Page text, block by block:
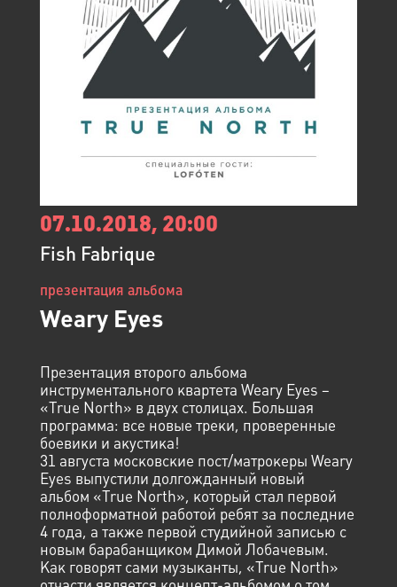
07.10.2018, 20:00
Fish Fabrique
презентация альбома
Weary Eyes
Презентация второго альбома
инструментального квартета Weary Eyes –
«True North» в двух столицах. Большая
программа: все новые треки, проверенные
боевики и акустика!
31 августа московские пост/матрокеры Weary
Eyes выпустили долгожданный новый
альбом «True North», который стал первой
полноформатной работой ребят за последние
4 года, а также первой студийной записью с
новым барабанщиком Димой Лобачевым.
Как говорят сами музыканты, «True North»